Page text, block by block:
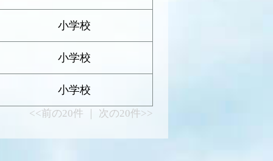
小学校
小学校
小学校
<<前の20件 ｜ 次の20件>>